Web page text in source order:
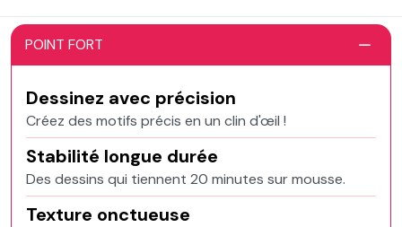
POINT FORT
Dessinez avec précision
Créez des motifs précis en un clin d'œil !
Stabilité longue durée
Des dessins qui tiennent 20 minutes sur mousse.
Texture onctueuse